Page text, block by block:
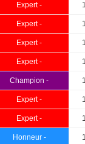
Expert -
Expert -
Expert -
Expert -
Champion -
Expert -
Expert -
Honneur -